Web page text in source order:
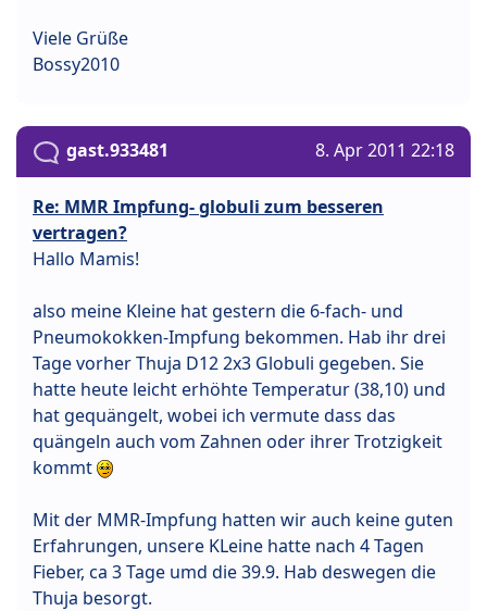
Viele Grüße
Bossy2010
gast.933481 8. Apr 2011 22:18
Re: MMR Impfung- globuli zum besseren
vertragen?
Hallo Mamis!
also meine Kleine hat gestern die 6-fach- und
Pneumokokken-Impfung bekommen. Hab ihr drei
Tage vorher Thuja D12 2x3 Globuli gegeben. Sie
hatte heute leicht erhöhte Temperatur (38,10) und
hat gequängelt, wobei ich vermute dass das
quängeln auch vom Zahnen oder ihrer Trotzigkeit
kommt
Mit der MMR-Impfung hatten wir auch keine guten
Erfahrungen, unsere KLeine hatte nach 4 Tagen
Fieber, ca 3 Tage umd die 39.9. Hab deswegen die
Thuja besorgt.